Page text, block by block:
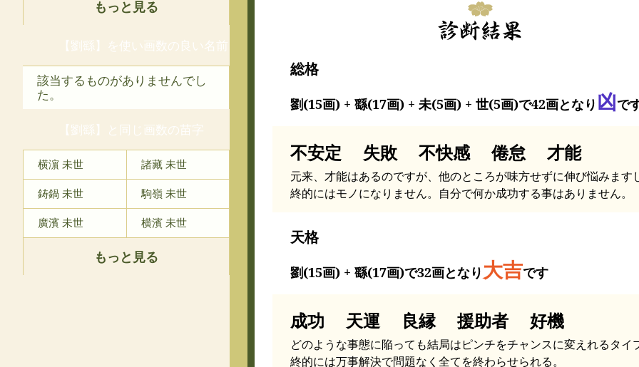
もっと見る
【劉繇】を使い画数の良い名前
該当するものがありませんでし
た。
【劉繇】と同じ画数の苗字
横濵 未世 諸藏 未世
鋳鍋 未世 駒嶺 未世
廣濱 未世 横濱 未世
もっと見る
総格
劉(15画) + 繇(17画) + 未(5画) + 世(5画)で42画となり 凶で
不安定 失敗 不快感 倦怠 才能
元来、才能はあるのですが、他のところが味方せずに伸び悩みます
終的にはモノになりません。自分で何か成功する事はありません。
天格
劉(15画) + 繇(17画)で32画となり 大吉です
成功 天運 良縁 援助者 好機
どのような事態に陥っても結局はピンチをチャンスに変えれるタイ
終的には万事解決で問題なく全てを終わらせられる。